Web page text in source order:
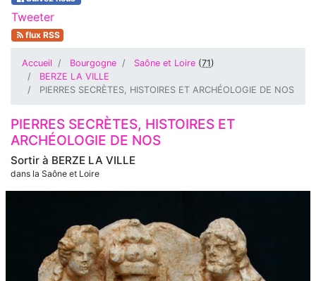
Tweeter
flux RSS
Accueil Bourgogne Saône et Loire (71)
BERZE LA VILLE
PIERRES SECRÈTES, HISTOIRES ET ARCHÉOLOGIE DE NOS
Sortir à BERZE LA VILLE
dans la Saône et Loire
PIERRES SECRÈTES, HISTOIRES ET
ARCHÉOLOGIE DE NOS